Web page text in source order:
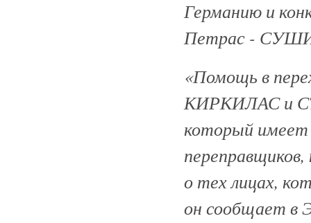
Германию и
Петрас -
«Помощь в
КИРКИЛАС и
который имеет
о тех лицах,
он сообщает в